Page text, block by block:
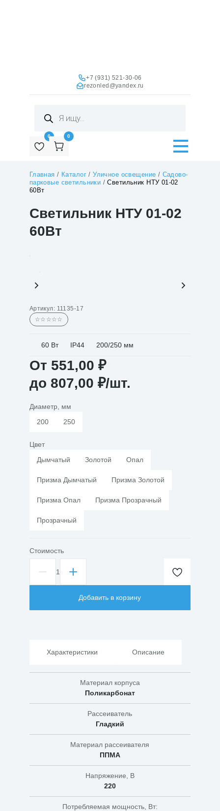
+7 (931) 521-30-06
rezonled@yandex.ru
товаров
0 0
Главная / Каталог/Уличное освещение / Садово-
парковые светильники /Светильник НТУ 01-02
60Вт
Светильник НТУ 01-02
60Вт
Артикул: 11135-17
☆☆☆☆☆
60 Вт IP44 200/250 мм
От 551,00 ₽
до 807,00 ₽/шт.
Диаметр, мм
200
250
Цвет
Дымчатый
Золотой Опал
Призма Дымчатый Призма Золотой
Призма Опал Призма Прозрачный
Прозрачный
Стоимость
Количество
товара
01-
1
Добавить в корзину
Характеристики Описание
Материал корпуса
Поликарбонат
Рассеиватель
Гладкий
Материал рассеивателя
ППМА
Напряжение, В
220
Потребляемая мощность, Вт: